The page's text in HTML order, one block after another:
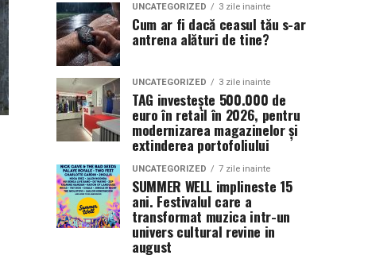
UNCATEGORIZED 3 zile inainte
Cum ar fi dacă ceasul tău s-ar
antrena alături de tine?
UNCATEGORIZED 3 zile inainte
TAG investește 500.000 de
euro în retail în 2026, pentru
modernizarea magazinelor și
extinderea portofoliului
UNCATEGORIZED 7 zile inainte
SUMMER WELL implineste 15
ani. Festivalul care a
transformat muzica intr-un
univers cultural revine in
august